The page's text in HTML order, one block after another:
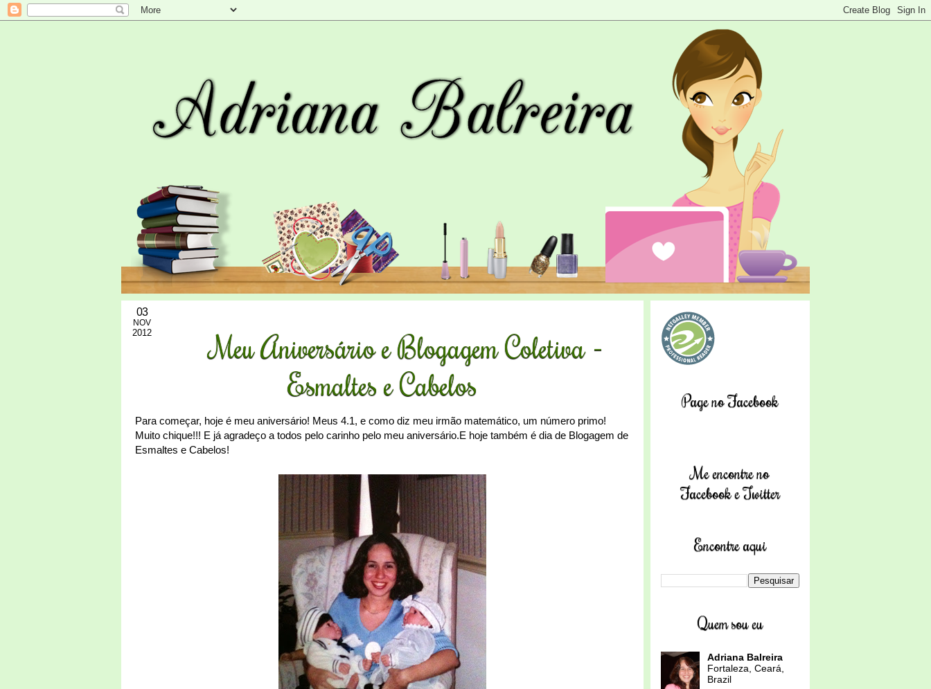
03
NOV
2012
Meu Aniversário e Blogagem Coletiva -
Esmaltes e Cabelos
Para começar, hoje é meu aniversário! Meus 4.1, e como diz meu irmão matemático, um número primo!
Muito chique!!! E já agradeço a todos pelo carinho pelo meu aniversário.E hoje também é dia de Blogagem de
Esmaltes e Cabelos!
Page no Facebook
Me encontre no
Facebook e Twitter
Encontre aqui
Quem sou eu
Adriana Balreira
Fortaleza, Ceará,
Brazil